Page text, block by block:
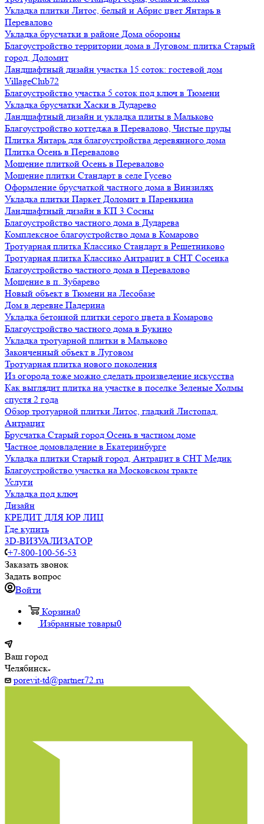
Укладка плитки Литос, белый и Абрис цвет Янтарь в
Перевалово
Укладка брусчатки в районе Дома обороны
Благоустройство территории дома в Луговом: плитка Старый
город, Доломит
Ландшафтный дизайн участка 15 соток: гостевой дом
VillageClub72
Благоустройство участка 5 соток под ключ в Тюмени
Укладка брусчатки Хаски в Дударево
Ландшафтный дизайн и укладка плиты в Мальково
Благоустройство коттеджа в Перевалово, Чистые пруды
Плитка Янтарь для благоустройства деревянного дома
Плитка Осень в Перевалово
Мощение плиткой Осень в Перевалово
Мощение плитки Стандарт в селе Гусево
Оформление брусчаткой частного дома в Винзилях
Укладка плитки Паркет Доломит в Паренкина
Ландшафтный дизайн в КП 3 Сосны
Благоустройство частного дома в Дударева
Комплексное благоустройство дома в Комарово
Тротуарная плитка Классико Стандарт в Решетниково
Тротуарная плитка Классико Антрацит в СНТ Сосенка
Благоустройство частного дома в Перевалово
Мощение в п. Зубарево
Новый объект в Тюмени на Лесобазе
Дом в деревне Падерина
Укладка бетонной плитки серого цвета в Комарово
Благоустройство частного дома в Букино
Укладка тротуарной плитки в Мальково
Законченный объект в Луговом
Тротуарная плитка нового поколения
Из огорода тоже можно сделать произведение искусства
Как выглядит плитка на участке в поселке Зеленые Холмы
спустя 2 года
Обзор тротуарной плитки Литос, гладкий Листопад,
Антрацит
Брусчатка Старый город Осень в частном доме
Частное домовладение в Екатеринбурге
Укладка плитки Старый город, Антрацит в СНТ Медик
Благоустройство участка на Московском тракте
Услуги
Укладка под ключ
Дизайн
КРЕДИТ ДЛЯ ЮР ЛИЦ
Где купить
3D-ВИЗУАЛИЗАТОР
+7-800-100-56-53
Заказать звонок
Задать вопрос
Войти
Корзина0
Избранные товары0
Ваш город
Челябинск
porevit-td@partner72.ru